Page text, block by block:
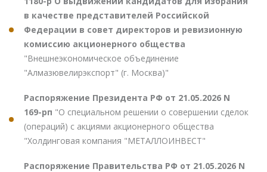
в качестве представителей Российской
Федерации в совет директоров и ревизионную
комиссию акционерного общества
"Внешнеэкономическое объединение
"Алмазювелирэкспорт" (г. Москва)"
Распоряжение Президента РФ от 21.05.2026 N
169-рп "О специальном решении о совершении сделок
(операций) с акциями акционерного общества
"Холдинговая компания "МЕТАЛЛОИНВЕСТ"
Распоряжение Правительства РФ от 21.05.2026 N